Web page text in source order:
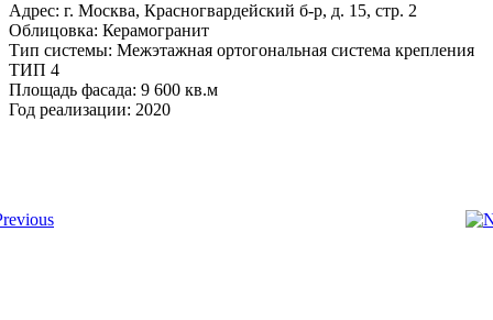
Адрес: г. Москва, Красногвардейский б-р, д. 15, стр. 2
Облицовка: Керамогранит
Тип системы: Межэтажная ортогональная система крепления
ТИП 4
Площадь фасада: 9 600 кв.м
Год реализации: 2020